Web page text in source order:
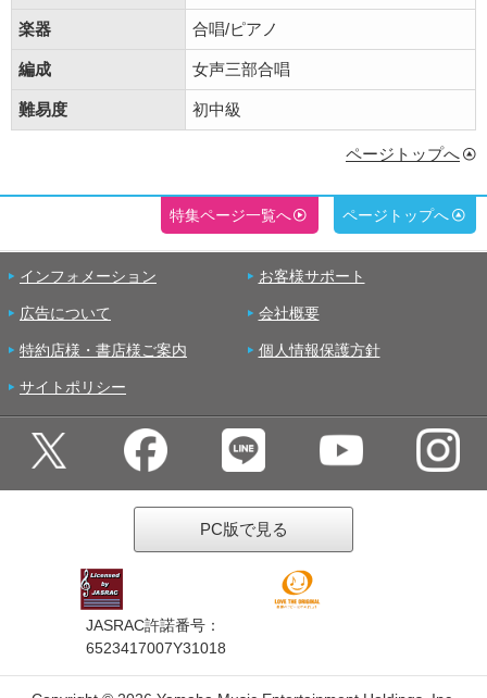
楽器 合唱/ピアノ
編成 女声三部合唱
難易度 初中級
ページトップへ
特集ページ一覧へ ページトップへ
インフォメーション お客様サポート
広告について 会社概要
特約店様・書店様ご案内 個人情報保護方針
サイトポリシー
PC版で見る
JASRAC許諾番号：
6523417007Y31018